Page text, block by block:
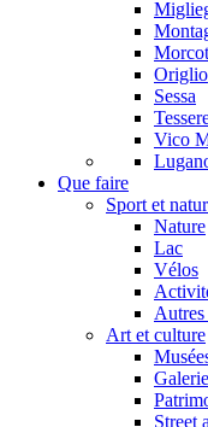
Origlio
Sessa
Vico
Que faire
Sport et
Nature
Lac
Vélos
Autres
Art et culture
Street